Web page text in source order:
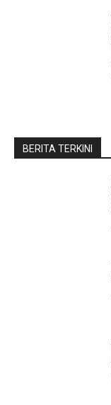
BERITA TERKINI